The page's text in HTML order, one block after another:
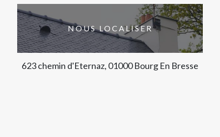
NOUS LOCALISER
623 chemin d'Eternaz, 01000 Bourg En Bresse